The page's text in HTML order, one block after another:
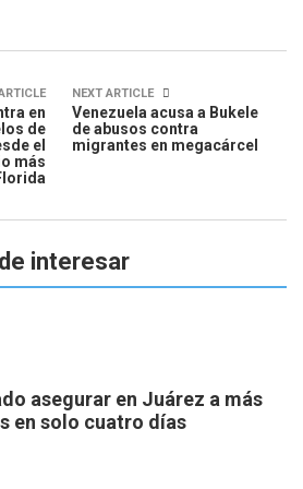
en
de
el
más
NEXT ARTICLE
Venezuela acusa a Bukele
de abusos contra
migrantes en megacárcel
interesar
asegurar en Juárez a más
en solo cuatro días